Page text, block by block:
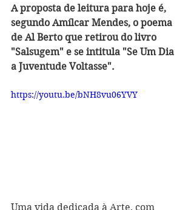
A proposta de leitura para hoje é,
segundo Amílcar Mendes, o poema
de Al Berto que retirou do livro
"Salsugem" e se intitula "Se Um Dia
a Juventude Voltasse".
https://youtu.be/bNH8vu06YVY
Uma vida dedicada à Arte, com